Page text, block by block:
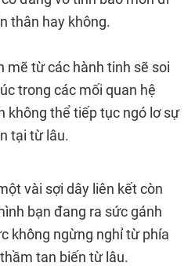
thân hay không.
mẽ từ các hành tinh sẽ soi
trong các mối quan hệ
không thể tiếp tục ngó lơ sự
tại từ lâu.
vài sợi dây liên kết còn
bạn đang ra sức gánh
không ngừng nghỉ từ phía
tan biến từ lâu.